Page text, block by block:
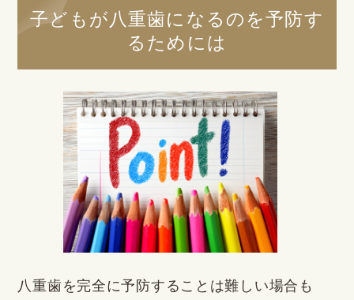
子どもが八重歯になるのを予防す
るためには
八重歯を完全に予防することは難しい場合も